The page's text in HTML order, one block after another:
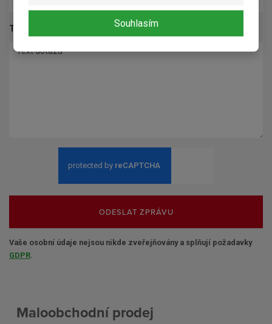
Souhlasím
Text dotazu
ODESLAT ZPRÁVU
Vaše osobní údaje nejsou nikde zveřejňovány a splňují požadavky
GDPR.
Maloobchodní prodej